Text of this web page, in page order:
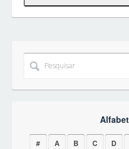
# A B C D